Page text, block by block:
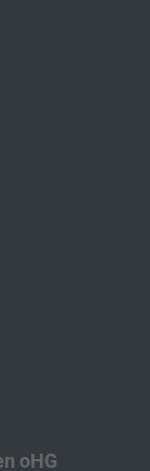
oHG